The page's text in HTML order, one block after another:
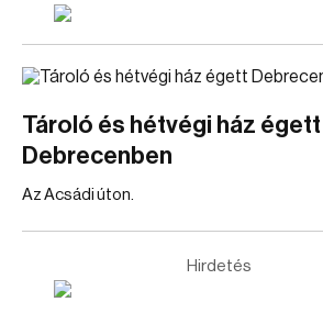
Tároló és hétvégi ház égett
Debrecenben
Az Acsádi úton.
Hirdetés